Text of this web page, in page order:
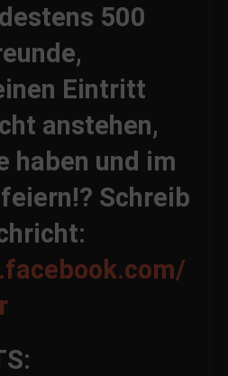
500
Eintritt
anstehen,
haben und im
Schreib